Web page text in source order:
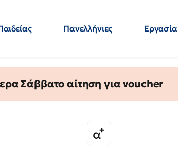
Πανελλήνιες Εργασία
Σάββατο αίτηση για voucher